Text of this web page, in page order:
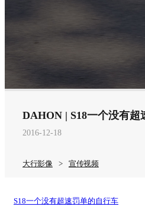
DAHON | S18一个没有超
2016-12-18
大行影像 > 宣传视频
S18一个没有超速罚单的自行车